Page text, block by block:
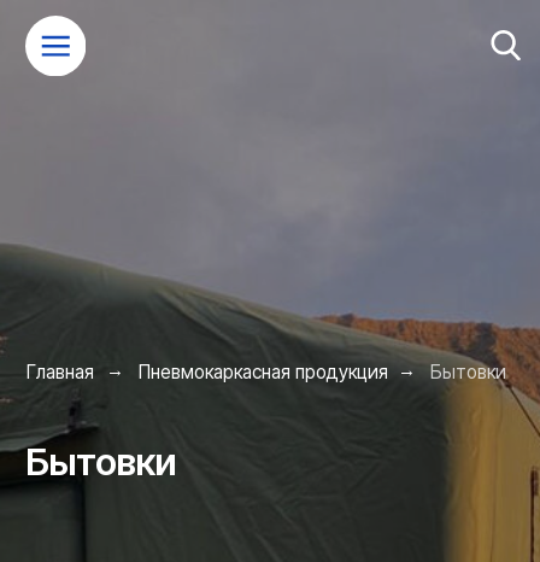
Пневмокаркасная продукция
→